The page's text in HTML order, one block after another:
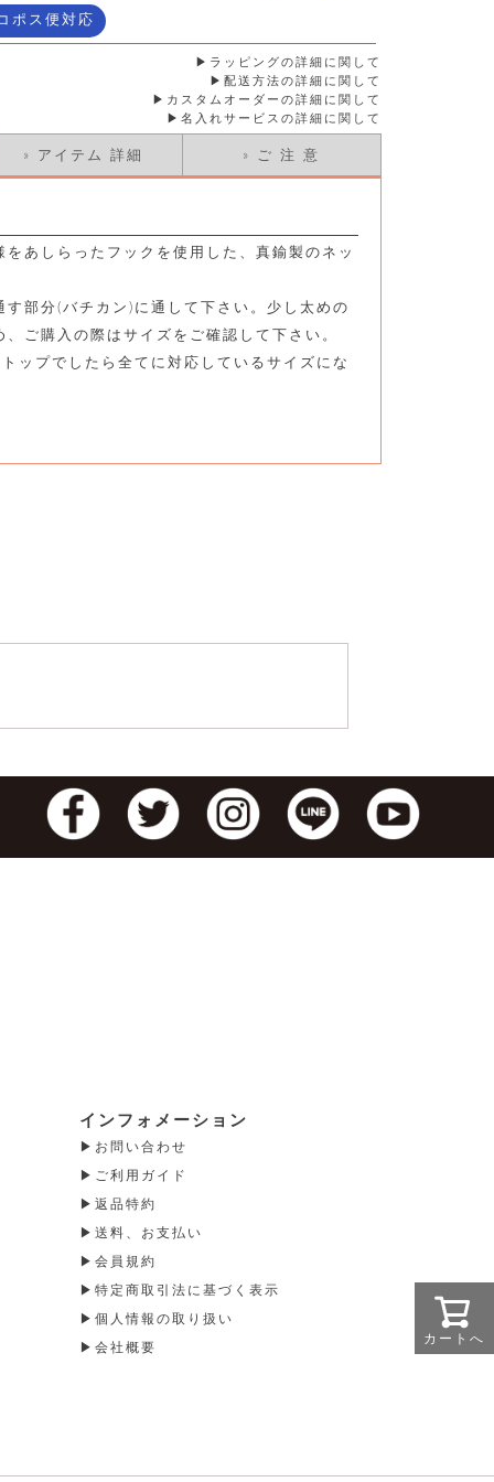
ポス便対応
ラッピングの詳細に関して
配送方法の詳細に関して
カスタムオーダーの詳細に関して
名入れサービスの詳細に関して
» アイテム 詳細 » ご 注 意
をあしらったフックを使用した、真鍮製のネッ
す部分(バチカン)に通して下さい。少し太めの
ご購入の際はサイズをご確認して下さい。
ップでしたら全てに対応しているサイズにな
カートへ
インフォメーション
お問い合わせ
ご利用ガイド
返品特約
送料、お支払い
会員規約
特定商取引法に基づく表示
個人情報の取り扱い
会社概要